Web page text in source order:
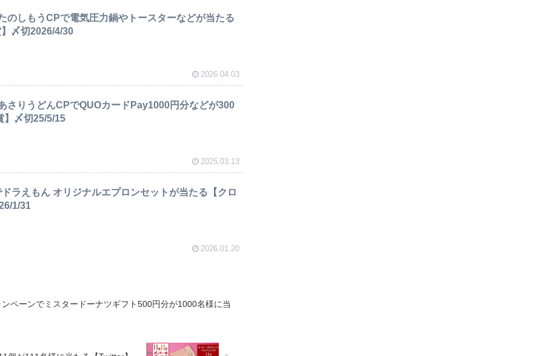
のしもうCPで電気圧力鍋やトースターなどが当たる
〆切2026/4/30
2026.04.03
さりうどんCPでQUOカードPay1000円分などが300
】〆切25/5/15
2025.03.13
ラえもん オリジナルエプロンセットが当たる【クロ
1/31
2026.01.20
ペーンでミスタードーナツギフト500円分が1000名様に当